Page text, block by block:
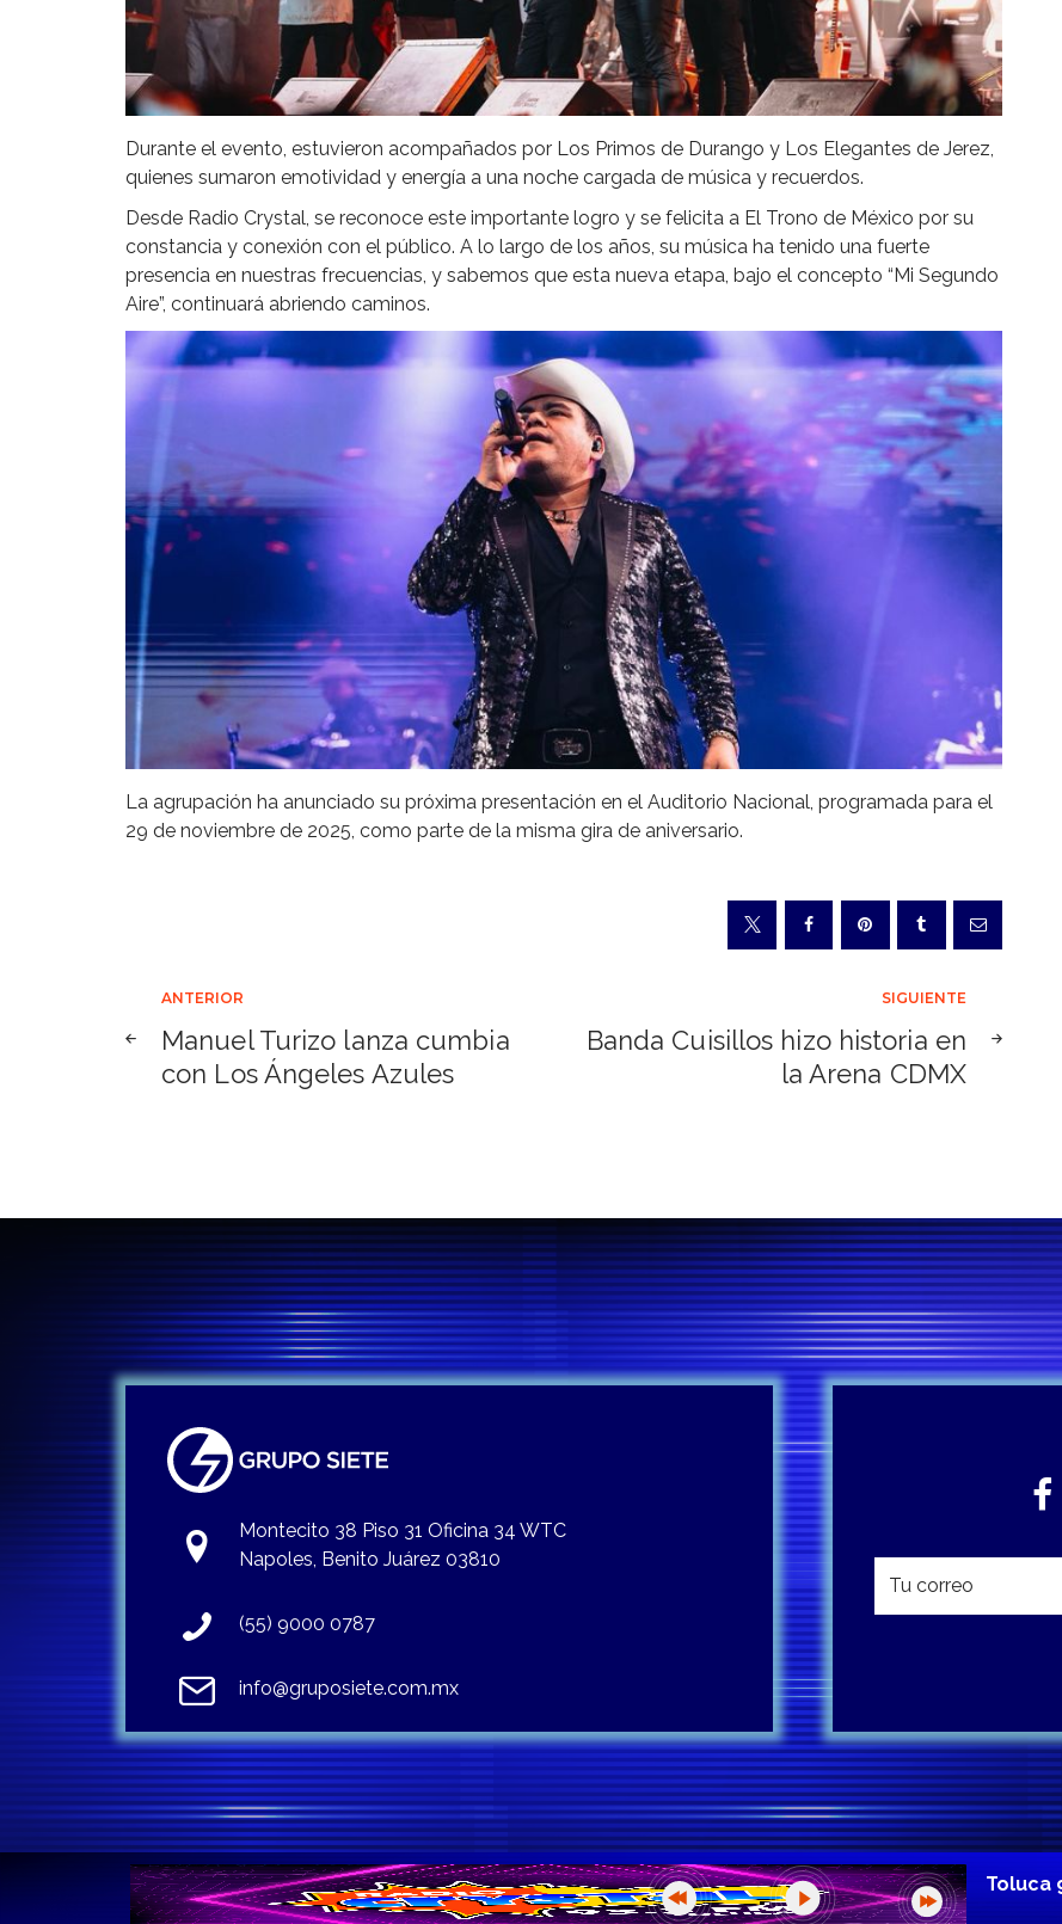
Durante el evento, estuvieron acompañados por Los Primos de Durango y Los Elegantes de Jerez,
quienes sumaron emotividad y energía a una noche cargada de música y recuerdos.
Desde Radio Crystal, se reconoce este importante logro y se felicita a El Trono de México por su
constancia y conexión con el público. A lo largo de los años, su música ha tenido una fuerte
presencia en nuestras frecuencias, y sabemos que esta nueva etapa, bajo el concepto “Mi Segundo
Aire”, continuará abriendo caminos.
La agrupación ha anunciado su próxima presentación en el Auditorio Nacional, programada para el
29 de noviembre de 2025, como parte de la misma gira de aniversario.
Navegación
de
ANTERIOR
Manuel Turizo lanza cumbia
con Los Ángeles Azules
SIGUIENTE
Banda Cuisillos hizo historia en
la Arena CDMX
Montecito 38 Piso 31 Oficina 34 WTC
Napoles, Benito Juárez 03810
(55) 9000 0787
info@gruposiete.com.mx
Toluca